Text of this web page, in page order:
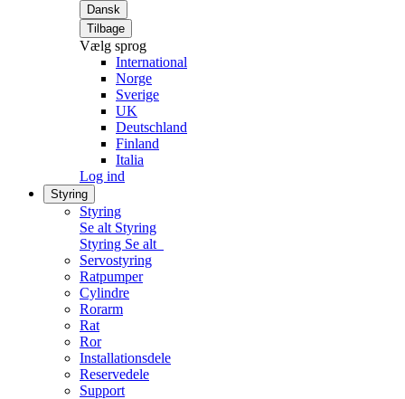
Dansk
Tilbage
Vælg sprog
International
Norge
Sverige
UK
Deutschland
Finland
Italia
Log ind
Styring
Styring
Se alt Styring
Styring Se alt
Servostyring
Ratpumper
Cylindre
Rorarm
Rat
Ror
Installationsdele
Reservedele
Support